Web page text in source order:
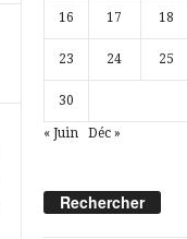
16 17 18
23 24 25
30
« Juin Déc »
Rechercher